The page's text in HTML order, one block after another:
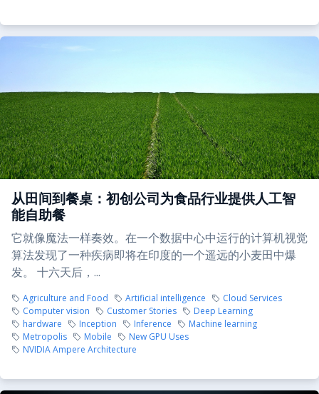
从田间到餐桌：初创公司为食品行业提供人工智
能自助餐
它就像魔法一样奏效。在一个数据中心中运行的计算机视觉
算法发现了一种疾病即将在印度的一个遥远的小麦田中爆
发。 十六天后，...
Agriculture and Food Artificial intelligence
Cloud Services
Computer vision
Customer Stories
Deep Learning
hardware
Inception Inference
Machine learning
Metropolis
Mobile
New GPU Uses
NVIDIA Ampere Architecture